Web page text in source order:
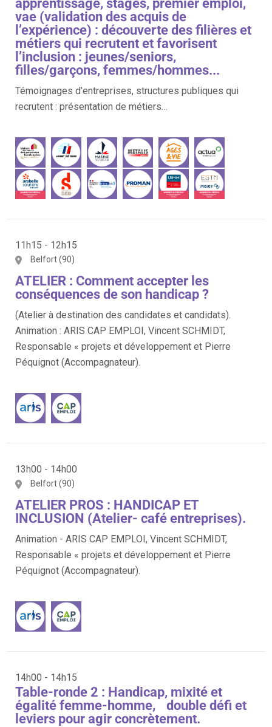
apprentissage, stages, premier emploi,
vae (validation des acquis de
l’expérience) : découverte des filières et
métiers qui recrutent et favorisent
l’inclusion : jeunes/seniors,
filles/garçons, femmes/hommes...
Témoignages d’entreprises, structures publiques qui
recrutent : présentation de métiers…
11h15 - 12h15
Belfort (90)
ATELIER : Comment accepter les
conséquences de son handicap ?
(Atelier à destination des candidates et candidats).
Animation : ARIS CAP EMPLOI, Vincent SCHMIDT,
Responsable « projets et développement et Pierre
Péquignot (Accompagnateur).
13h00 - 14h00
Belfort (90)
ATELIER PROS : HANDICAP ET
INCLUSION (Atelier- café entreprises).
Animation - ARIS CAP EMPLOI, Vincent SCHMIDT,
Responsable « projets et développement et Pierre
Péquignot (Accompagnateur).
14h00 - 14h15
Table-ronde 2 : Handicap, mixité et
égalité femme-homme, double défi et
leviers pour agir concrètement.